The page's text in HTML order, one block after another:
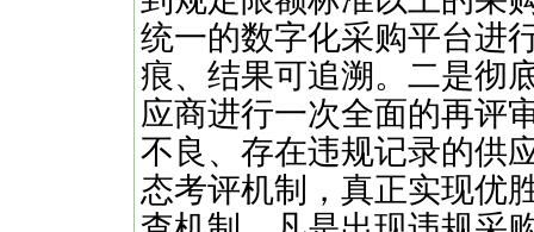
统一的数字化采购平台进
痕、结果可追溯。二是彻
应商进行一次全面的再评
不良、存在违规记录的供
态考评机制，真正实现优